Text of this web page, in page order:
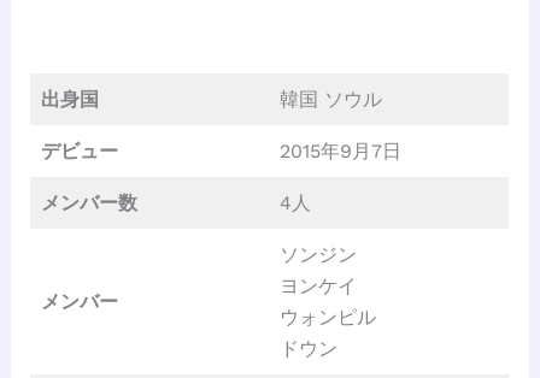
出身国 韓国 ソウル
デビュー 2015年9月7日
メンバー数 4人
メンバー
ソンジン
ヨンケイ
ウォンピル
ドウン